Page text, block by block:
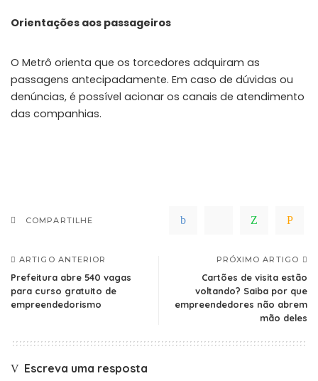
Orientações aos passageiros
O Metrô orienta que os torcedores adquiram as
passagens antecipadamente. Em caso de dúvidas ou
denúncias, é possível acionar os canais de atendimento
das companhias.
COMPARTILHE
ARTIGO ANTERIOR
Prefeitura abre 540 vagas
para curso gratuito de
empreendedorismo
PRÓXIMO ARTIGO
Cartões de visita estão
voltando? Saiba por que
empreendedores não abrem
mão deles
Escreva uma resposta